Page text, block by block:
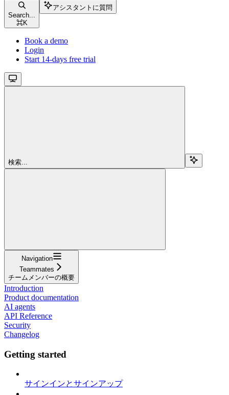
Search...
⌘K
アシスタントに質問
Book a demo
Login
Start 14-days free trial
検索...
Navigation
Teammates
チームメンバーの概要
Introduction
Product documentation
AI agents
API Reference
Security
Changelog
Getting started
サインインとサインアップ